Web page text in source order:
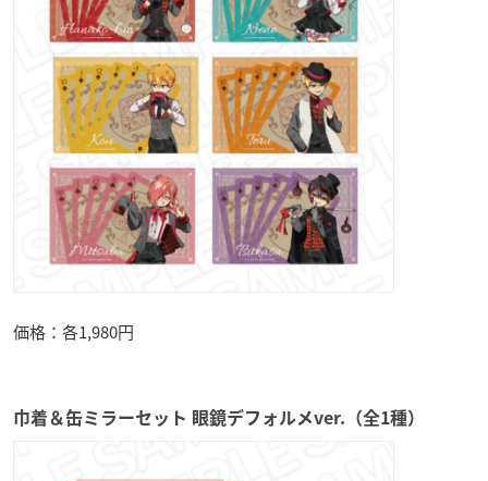
価格：各1,980円
巾着＆缶ミラーセット 眼鏡デフォルメver.（全1種）